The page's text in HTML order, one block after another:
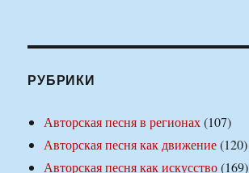
РУБРИКИ
Авторская песня в регионах(107)
Авторская песня как движение(120)
Авторская песня как искусство(169)